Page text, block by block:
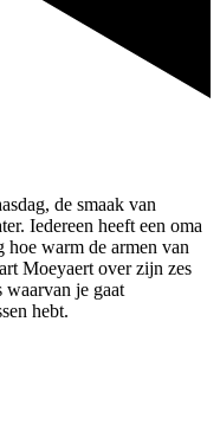
de smaak van
Iedereen heeft een oma
hoe warm de armen van
Moeyaert over zijn zes
waarvan je gaat
hebt.